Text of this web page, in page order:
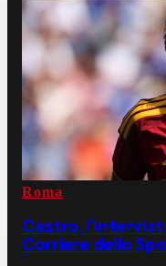
Roma
Castro,
Corriere dello